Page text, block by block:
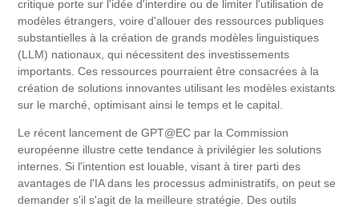
critique porte sur l'idée d'interdire ou de limiter l'utilisation de
modèles étrangers, voire d'allouer des ressources publiques
substantielles à la création de grands modèles linguistiques
(LLM) nationaux, qui nécessitent des investissements
importants. Ces ressources pourraient être consacrées à la
création de solutions innovantes utilisant les modèles existants
sur le marché, optimisant ainsi le temps et le capital.
Le récent lancement de GPT@EC par la Commission
européenne illustre cette tendance à privilégier les solutions
internes. Si l'intention est louable, visant à tirer parti des
avantages de l'IA dans les processus administratifs, on peut se
demander s'il s'agit de la meilleure stratégie. Des outils